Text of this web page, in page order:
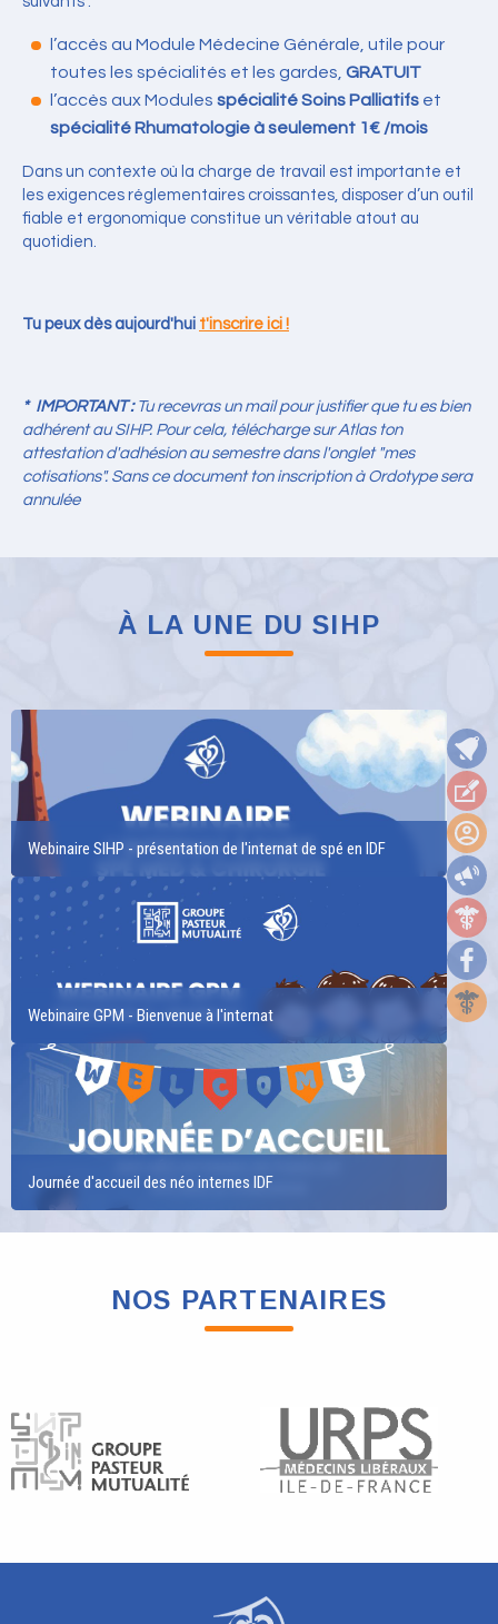
l’accès au Module Médecine Générale, utile pour
toutes les spécialités et les gardes, GRATUIT
l’accès aux Modules spécialité Soins Palliatifs et
spécialité Rhumatologieà seulement 1€ /mois
Dans un contexte où la charge de travail est importante et
les exigences réglementaires croissantes, disposer d’un outil
fiable et ergonomique constitue un véritable atout au
quotidien.
Tu peux dès aujourd'hui t'inscrire ici !
* IMPORTANT : Tu recevras un mail pour justifier que tu es bien
adhérent au SIHP. Pour cela, télécharge sur Atlas ton
attestation d'adhésion au semestre dans l'onglet "mes
cotisations". Sans ce document ton inscription à Ordotype sera
annulée
À LA UNE DU SIHP
Webinaire SIHP - présentation de l'internat de spé en IDF
Webinaire GPM - Bienvenue à l'internat
Journée d'accueil des néo internes IDF
NOS PARTENAIRES